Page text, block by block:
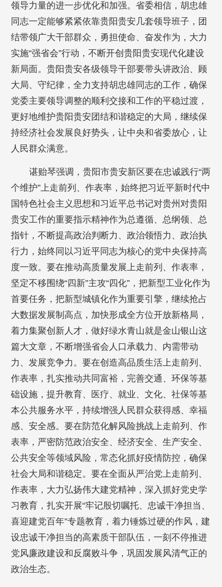
领导力量的进一步优化和加强。省委相信，胡忠雄
同志一定能够紧紧依靠贵阳贵安几套领导班子，团
结带领广大干部群众，勇担使命、奋发作为，大力
实施“强省会”行动，不断开创贵阳贵安现代化建设
新局面。贵阳贵安各级领导干部要带头讲政治、顾
大局、守纪律，全力支持胡忠雄同志的工作，确保
党委主要领导调整的顺利交接和工作的平稳过渡，
更好地维护贵阳贵安团结和谐稳定的大局，继续保
持经济社会发展良好势头，让中央和省委放心，让
人民群众满意。
谌贻琴强调，贵阳市贵安新区要在忠诚践行“两
个维护”上走前列、作表率，始终把习近平新时代中
国特色社会主义思想和习近平总书记对贵州对贵阳
贵安工作的重要指示精神作为总遵循、总纲领、总
指针，不断提高政治判断力、政治领悟力、政治执
行力，始终同以习近平同志为核心的党中央保持高
度一致。要在推动高质量发展上走前列、作表率，
坚定不移围绕“四新”主攻“四化”，把新型工业化作为
首要任务，把新型城镇化作为重要引擎，继续抢占
大数据发展制高点，加快形成全方位开放新格局，
着力集聚创新人才，做好绿水青山就是金山银山这
篇大文章，不断增强省会人口承载力、内需带动
力、发展竞争力。要在创造高品质生活上走前列、
作表率，扎实推动共同富裕，完善交通、环保等基
础设施，提升教育、医疗、就业、文化、社保等基
本公共服务水平，持续增强人民群众获得感、幸福
感、安全感。要在防范化解风险挑战上走前列、作
表率，严密防范政治安全、经济安全、生产安全、
公共安全等领域风险，常态化抓好疫情防控，确保
社会大局和谐稳定。要在全面从严治党上走前列、
作表率，大力弘扬伟大建党精神，深入抓好党史学
习教育，扎实开展“牢记殷切嘱托、忠诚干净担当、
喜迎建党百年”专题教育，着力锤炼过硬的作风，建
设忠诚干净担当的高素质干部队伍，一刻不停推进
党风廉政建设和反腐败斗争，巩固发展风清气正的
政治生态。